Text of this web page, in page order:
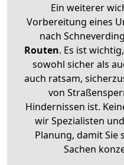
Ein weiterer
Vorbereitung eines
nach
Routen. Es ist
sowohl sicher als
auch ratsam,
von
Hindernissen ist.
wir Spezialisten
Planung, damit Sie
Sachen